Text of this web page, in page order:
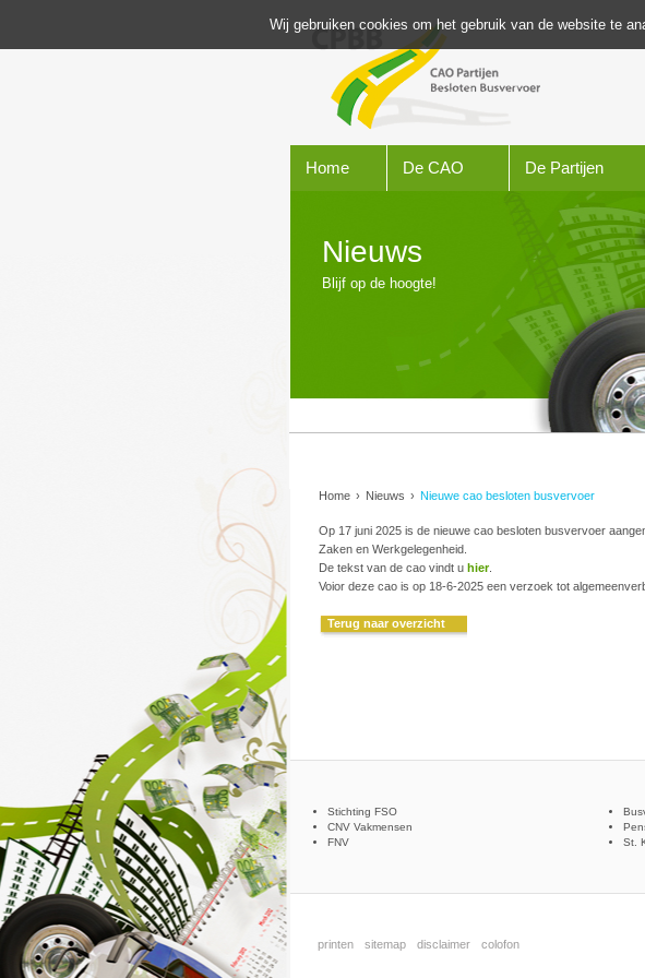
Wij gebruiken cookies om het gebruik van de website te
Home De CAO De Partijen
Nieuws
Blijf op de hoogte!
Home › Nieuws › Nieuwe cao besloten busvervoer
Op 17 juni 2025 is de nieuwe cao besloten busvervoer
Zaken en Werkgelegenheid.
De tekst van de cao vindt u hier.
Voior deze cao is op 18-6-2025 een verzoek tot
Terug naar overzicht
Stichting FSO
CNV Vakmensen
FNV
St.
printen sitemap disclaimer colofon